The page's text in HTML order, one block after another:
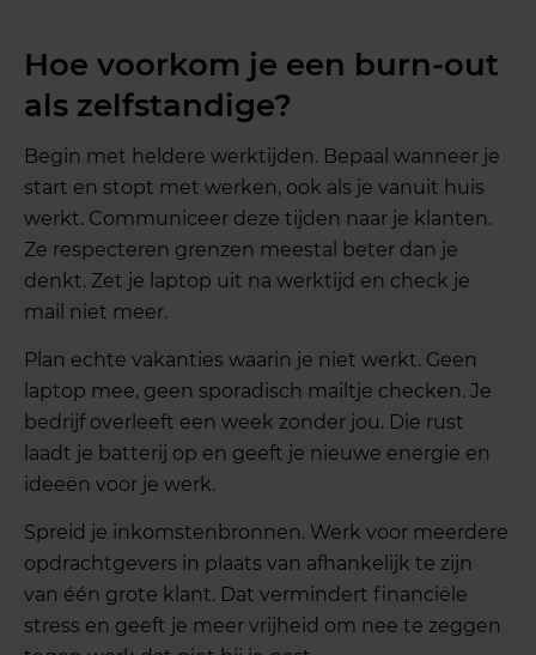
Hoe voorkom je een burn-out
als zelfstandige?
Begin met heldere werktijden. Bepaal wanneer je
start en stopt met werken, ook als je vanuit huis
werkt. Communiceer deze tijden naar je klanten.
Ze respecteren grenzen meestal beter dan je
denkt. Zet je laptop uit na werktijd en check je
mail niet meer.
Plan echte vakanties waarin je niet werkt. Geen
laptop mee, geen sporadisch mailtje checken. Je
bedrijf overleeft een week zonder jou. Die rust
laadt je batterij op en geeft je nieuwe energie en
ideeën voor je werk.
Spreid je inkomstenbronnen. Werk voor meerdere
opdrachtgevers in plaats van afhankelijk te zijn
van één grote klant. Dat vermindert financiële
stress en geeft je meer vrijheid om nee te zeggen